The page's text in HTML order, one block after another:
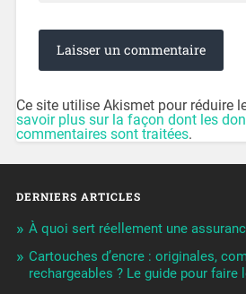
Ce site utilise Akismet pour réduire
savoir plus sur la façon dont les
commentaires sont traitées.
DERNIERS ARTICLES
À quoi sert réellement une
Cartouches d’encre : originales,
rechargeables ? Le guide pour faire